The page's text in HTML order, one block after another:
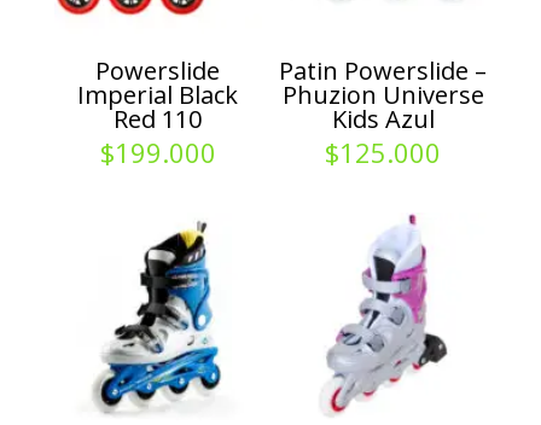
Powerslide
Imperial Black
Red 110
$199.000
Patin Powerslide –
Phuzion Universe
Kids Azul
$125.000